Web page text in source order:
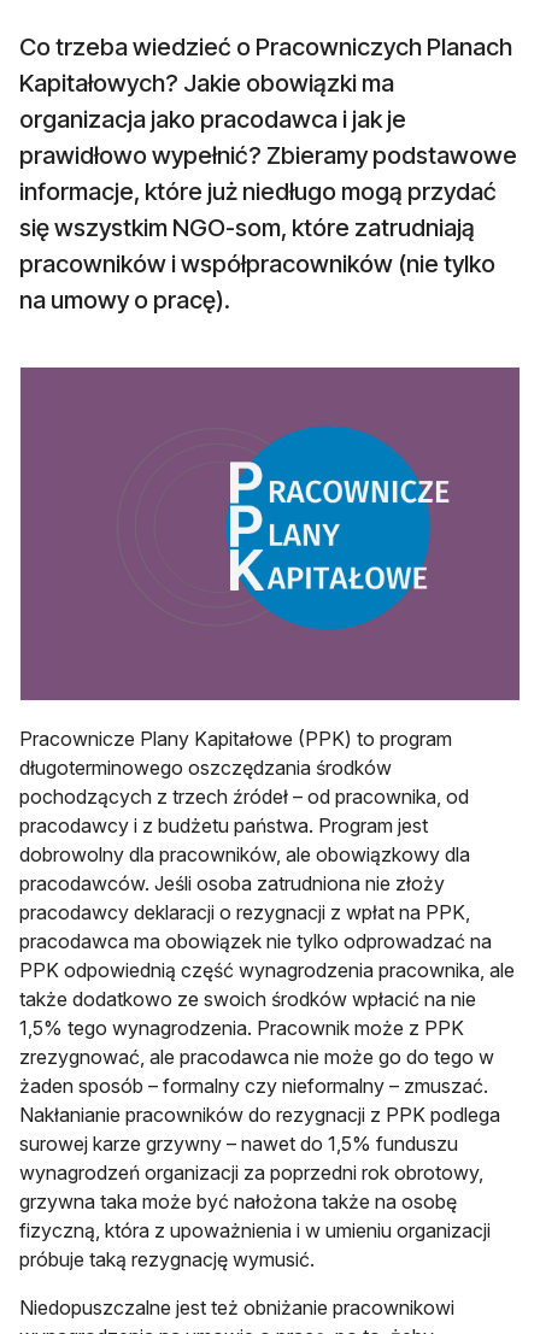
Co trzeba wiedzieć o Pracowniczych Planach
Kapitałowych? Jakie obowiązki ma
organizacja jako pracodawca i jak je
prawidłowo wypełnić? Zbieramy podstawowe
informacje, które już niedługo mogą przydać
się wszystkim NGO-som, które zatrudniają
pracowników i współpracowników (nie tylko
na umowy o pracę).
Pracownicze Plany Kapitałowe (PPK) to program
długoterminowego oszczędzania środków
pochodzących z trzech źródeł – od pracownika, od
pracodawcy i z budżetu państwa. Program jest
dobrowolny dla pracowników, ale obowiązkowy dla
pracodawców. Jeśli osoba zatrudniona nie złoży
pracodawcy deklaracji o rezygnacji z wpłat na PPK,
pracodawca ma obowiązek nie tylko odprowadzać na
PPK odpowiednią część wynagrodzenia pracownika, ale
także dodatkowo ze swoich środków wpłacić na nie
1,5% tego wynagrodzenia. Pracownik może z PPK
zrezygnować, ale pracodawca nie może go do tego w
żaden sposób – formalny czy nieformalny – zmuszać.
Nakłanianie pracowników do rezygnacji z PPK podlega
surowej karze grzywny – nawet do 1,5% funduszu
wynagrodzeń organizacji za poprzedni rok obrotowy,
grzywna taka może być nałożona także na osobę
fizyczną, która z upoważnienia i w umieniu organizacji
próbuje taką rezygnację wymusić.
Niedopuszczalne jest też obniżanie pracownikowi